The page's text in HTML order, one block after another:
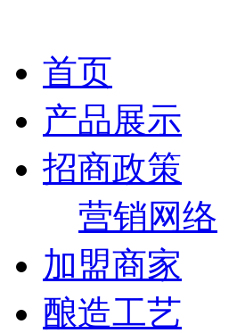
首页
产品展示
招商政策
营销网络
加盟商家
酿造工艺